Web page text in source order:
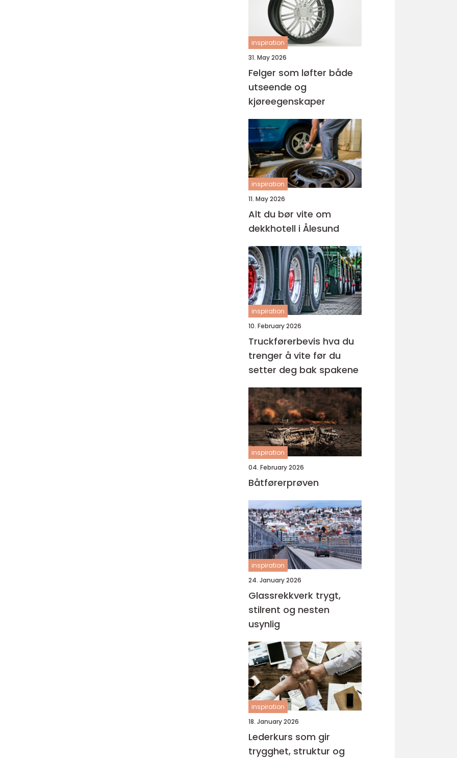
inspiration
31. May 2026
Felger som løfter både
utseende og
kjøreegenskaper
inspiration
11. May 2026
Alt du bør vite om
dekkhotell i Ålesund
inspiration
10. February 2026
Truckførerbevis hva du
trenger å vite før du
setter deg bak spakene
inspiration
04. February 2026
Båtførerprøven
inspiration
24. January 2026
Glassrekkverk trygt,
stilrent og nesten
usynlig
inspiration
18. January 2026
Lederkurs som gir
trygghet, struktur og